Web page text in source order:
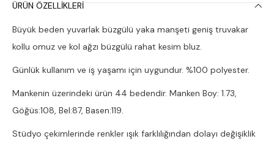
ÜRÜN ÖZELLIKLERI
Büyük beden yuvarlak büzgülü yaka manşeti geniş truvakar
kollu omuz ve kol ağzı büzgülü rahat kesim bluz.
Günlük kullanım ve iş yaşamı için uygundur. %100 polyester.
Mankenin üzerindeki ürün 44 bedendir. Manken Boy: 1.73,
Göğüs:108, Bel:87, Basen:119.
Stüdyo çekimlerinde renkler ışık farklılığından dolayı değişiklik